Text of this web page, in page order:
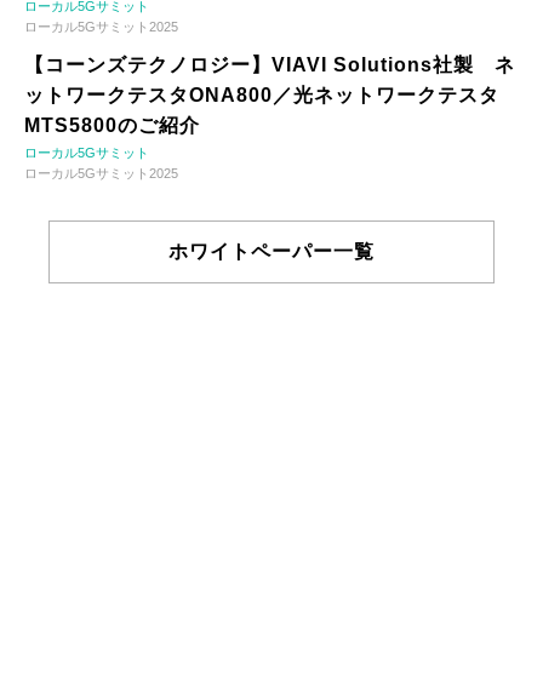
ローカル5Gサミット
ローカル5Gサミット2025
【コーンズテクノロジー】VIAVI Solutions社製 ネ
ットワークテスタONA800／光ネットワークテスタ
MTS5800のご紹介
ローカル5Gサミット
ローカル5Gサミット2025
ホワイトペーパー一覧